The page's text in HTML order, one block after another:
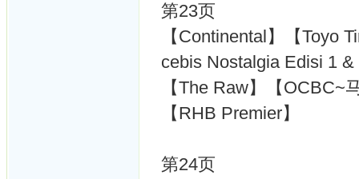
第23页
【Continental】【Toyo
cebis Nostalgia Edisi 1 &
【The Raw】【
【RHB Premier】
第24页